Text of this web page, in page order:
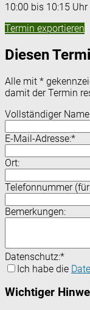
10:00 bis 10:15 Uhr
Termin exportieren
Diesen
Alle mit *
damit der Termin
Vollständiger
E-Mail-Adresse:*
Ort:
Telefonnummer
Bemerkungen:
Datenschutz:*
Ich habe die
Wichtiger